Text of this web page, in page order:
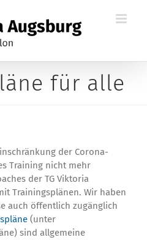
für alle
der Corona-
Training nicht mehr
der TG Viktoria
Trainingsplänen. Wir haben
auch öffentlich zugänglich
(unter
sind allgemeine